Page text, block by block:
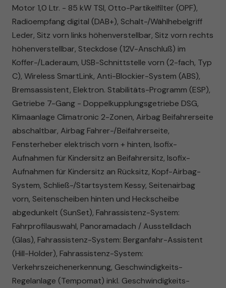
Motor 1,0 Ltr. - 85 kW TSI, Otto-Partikelfilter (OPF),
Radioempfang digital (DAB+), Schalt-/Wählhebelgriff
Leder, Sitz vorn links höhenverstellbar, Sitz vorn rechts
höhenverstellbar, Steckdose (12V-Anschluß) im
Koffer-/Laderaum, USB-Schnittstelle vorn (2-fach, Typ
C), Wireless SmartLink, Anti-Blockier-System (ABS),
Bremsassistent, Elektron. Stabilitäts-Programm (ESP),
Getriebe 7-Gang - Doppelkupplungsgetriebe DSG,
Klimaanlage Climatronic 2-Zonen, Airbag Beifahrerseite
abschaltbar, Airbag Fahrer-/Beifahrerseite,
Fensterheber elektrisch vorn + hinten, Isofix-
Aufnahmen für Kindersitz an Beifahrersitz, Isofix-
Aufnahmen für Kindersitz an Rücksitz, Kopf-Airbag-
System, Schließ-/Startsystem Kessy, Seitenairbag
vorn, Seitenscheiben hinten und Heckscheibe
abgedunkelt (SunSet), Fahrassistenz-System:
Fahrprofilauswahl, Panoramadach / Ausstelldach
(Glas), Fahrassistenz-System: Berganfahr-Assistent
(Hill-Holder), Fahrassistenz-System:
Verkehrszeichenerkennung, Geschwindigkeits-
Regelanlage (Tempomat) inkl. Geschwindigkeits-